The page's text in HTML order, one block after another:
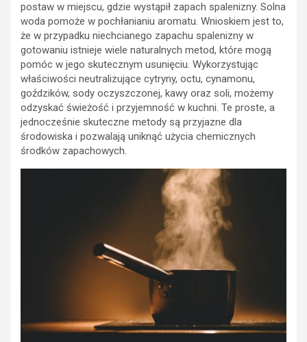
postaw w miejscu, gdzie wystąpił zapach spalenizny. Solna
woda pomoże w pochłanianiu aromatu. Wnioskiem jest to,
że w przypadku niechcianego zapachu spalenizny w
gotowaniu istnieje wiele naturalnych metod, które mogą
pomóc w jego skutecznym usunięciu. Wykorzystując
właściwości neutralizujące cytryny, octu, cynamonu,
goździków, sody oczyszczonej, kawy oraz soli, możemy
odzyskać świeżość i przyjemność w kuchni. Te proste, a
jednocześnie skuteczne metody są przyjazne dla
środowiska i pozwalają uniknąć użycia chemicznych
środków zapachowych.